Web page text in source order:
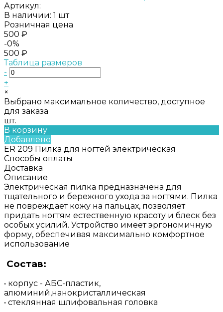
Артикул:
В наличии: 1 шт
Розничная цена
500 ₽
-0%
500 ₽
Таблица размеров
-
+
×
Выбрано максимальное количество, доступное
для заказа
шт.
В корзину
Добавлено
ER 209 Пилка для ногтей электрическая
Способы оплаты
Доставка
Описание
Электрическая пилка предназначена для
тщательного и бережного ухода за ногтями. Пилка
не повреждает кожу на пальцах, позволяет
придать ногтям естественную красоту и блеск без
особых усилий. Устройство имеет эргономичную
форму, обеспечивая максимально комфортное
использование
Состав:
• корпус - АБС-пластик,
алюминий,нанокристаллическая
• стеклянная шлифовальная головка